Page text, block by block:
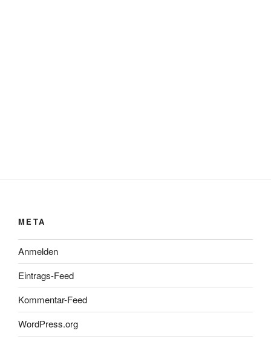
META
Anmelden
Eintrags-Feed
Kommentar-Feed
WordPress.org